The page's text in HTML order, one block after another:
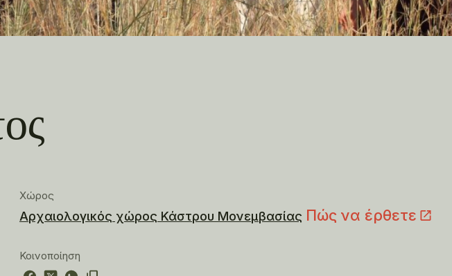
Χώρος
Αρχαιολογικός χώρος Κάστρου Μονεμβασίας Πώς να έρθετε
Κοινοποίηση